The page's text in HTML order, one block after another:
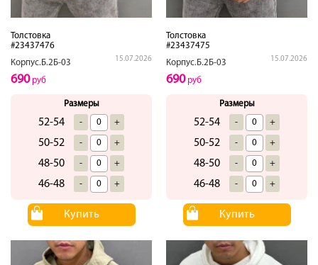
Толстовка
#23437476
Корпус.Б.2Б-03
15.07.2026
690руб
Размеры
52-54 - +
50-52 - +
48-50 - +
46-48 - +
Купить
Толстовка
#23437475
Корпус.Б.2Б-03
15.07.2026
690руб
Размеры
52-54 - +
50-52 - +
48-50 - +
46-48 - +
Купить